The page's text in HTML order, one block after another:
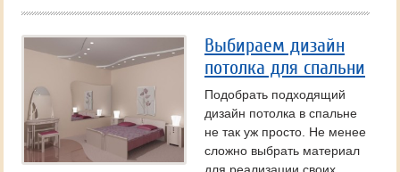
Выбираем дизайн
потолка для спальни
Подобрать подходящий
дизайн потолка в спальне
не так уж просто. Не менее
сложно выбрать материал